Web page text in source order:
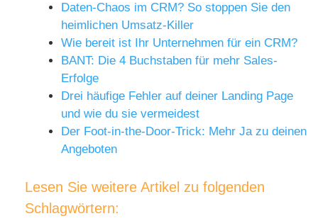
Daten-Chaos im CRM? So stoppen Sie den
heimlichen Umsatz-Killer
Wie bereit ist Ihr Unternehmen für ein CRM?
BANT: Die 4 Buchstaben für mehr Sales-
Erfolge
Drei häufige Fehler auf deiner Landing Page
und wie du sie vermeidest
Der Foot-in-the-Door-Trick: Mehr Ja zu deinen
Angeboten
Lesen Sie weitere Artikel zu folgenden
Schlagwörtern: